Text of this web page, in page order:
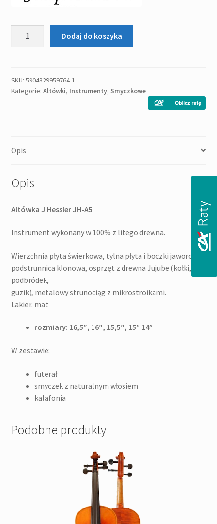
altówka
Dodaj do koszyka
SKU: 5904329959764-1
Kategorie: Altówki, Instrumenty, Smyczkowe
Opis
Opis
Altówka J.Hessler JH-A5
Instrument wykonany w 100% z litego drewna.
Wierzchnia płyta świerkowa, tylna płyta i boczki jaworowe,
podstrunnica klonowa, osprzęt z drewna Jujube (kołki,
podbródek,
guzik), metalowy strunociąg z mikrostroikami.
Lakier: mat
rozmiary: 16,5″, 16″, 15,5″, 15″ 14”
W zestawie:
futerał
smyczek z naturalnym włosiem
kalafonia
Podobne produkty